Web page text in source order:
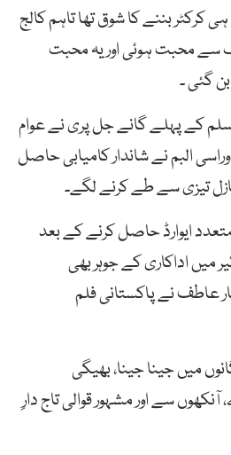
بننے کا شوق تھا تاہم کالج
سے محبت ہوئی اور یہ محبت
گئی ۔
اسلم کے پہلے گانے جل پری نے عوام
البم نے شاندار کامیابی حاصل
تیزی سے طے کرنے لگے۔
ایوارڈ حاصل کرنے کے بعد
میں اداکاری کے جوہر بھی
پہلی بار عاطف نے پاکستانی فلم
میں جینا جینا، بھیگی
سے اور مشہور قوالی تاج دارِ